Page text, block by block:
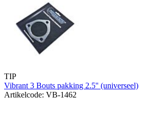
TIP
Vibrant 3 Bouts pakking 2.5'' (universeel)
Artikelcode: VB-1462